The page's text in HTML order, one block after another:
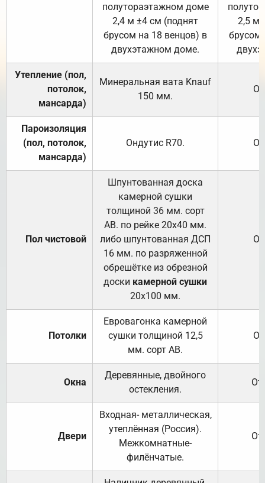
полутораэтажном доме
2,4 м ±4 см (поднят
брусом на 18 венцов) в
двухэтажном доме.
2,5 м
брусом
Утепление (пол,
потолок,
мансарда)
Минеральная вата Knauf
150 мм.
Пароизоляция
(пол, потолок,
мансарда)
Ондутис R70.
Пол чистовой
Шпунтованная доска
камерной сушки
толщиной 36 мм. сорт
АВ. по рейке 20х40 мм.
либо шпунтованная ДСП
16 мм. по разряженной
обрешётке из обрезной
доски камерной сушки
20х100 мм.
Потолки
Евровагонка камерной
сушки толщиной 12,5
мм. сорт АВ.
Окна
Деревянные, двойного
остекления.
Двери
Входная- металлическая,
утеплённая (Россия).
Межкомнатные-
филёнчатые.